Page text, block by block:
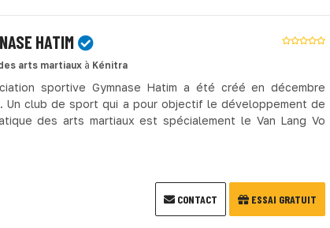
HATIM
arts martiaux à Kénitra
sportive Gymnase Hatim a été créé en décembre
Un club de sport qui a pour objectif le développement de
des arts martiaux est spécialement le Van Lang Vo
CONTACT ESSAI GRATUIT